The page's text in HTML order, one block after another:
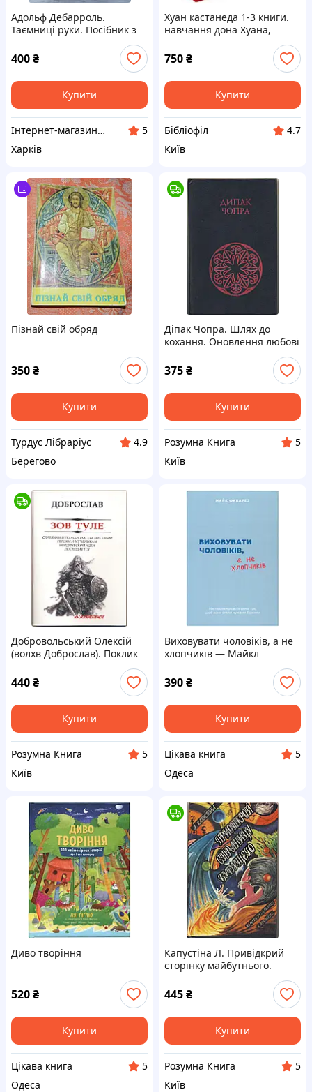
Адольф Дебарроль.
Таємниці руки. Посібник з
відтворення)
400₴
Купити
Інтернет-магазин "Гармонія"
5
Харків
Хуан кастанеда 1-3 книги.
навчання дона Хуана,
Подорож до ікстлану, 1992
р.
750₴
Купити
Бібліофіл
4.7
Київ
Пізнай свій обряд
350₴
Купити
Турдус Лібраріус
4.9
Берегово
Діпак Чопра. Шлях до
кохання. Оновлення любові
та сили духу у вашому житті
375₴
Купити
Розумна Книга
5
Київ
Добровольський Олексій
(волхв Доброслав). Поклик
440₴
Купити
Розумна Книга
5
Київ
Виховувати чоловіків, а не
хлопчиків — Майкл
390₴
Купити
Цікава книга
5
Одеса
Диво творіння
520₴
Купити
Цікава книга
5
Одеса
Капустіна Л. Привідкрий
сторінку майбутнього.
Універсальне ворожіння
445₴
Купити
Розумна Книга
5
Київ